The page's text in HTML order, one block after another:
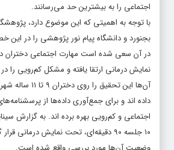
با توجه به اهمیتی که این موضوع دارد،
بجنورد و دانشگاه پیام نور پژوهشی را در این
در آن سعی شده است مهارت اجتماعی دختران
نمایش درمانی ارتقا یافته و مشکل کم‌رویی را
آن‌ها این تحقیق را روی
داده اند و برای جمع‌آوری داده‌ها از
اجتماعی و کم‌رویی بهره برده اند. به گزارش
۱۰ جلسه ۹۰ دقیقه‌ای، تحت نمایش درمانی
وضعیت آن‌ها مورد بررسی واقع شده است.